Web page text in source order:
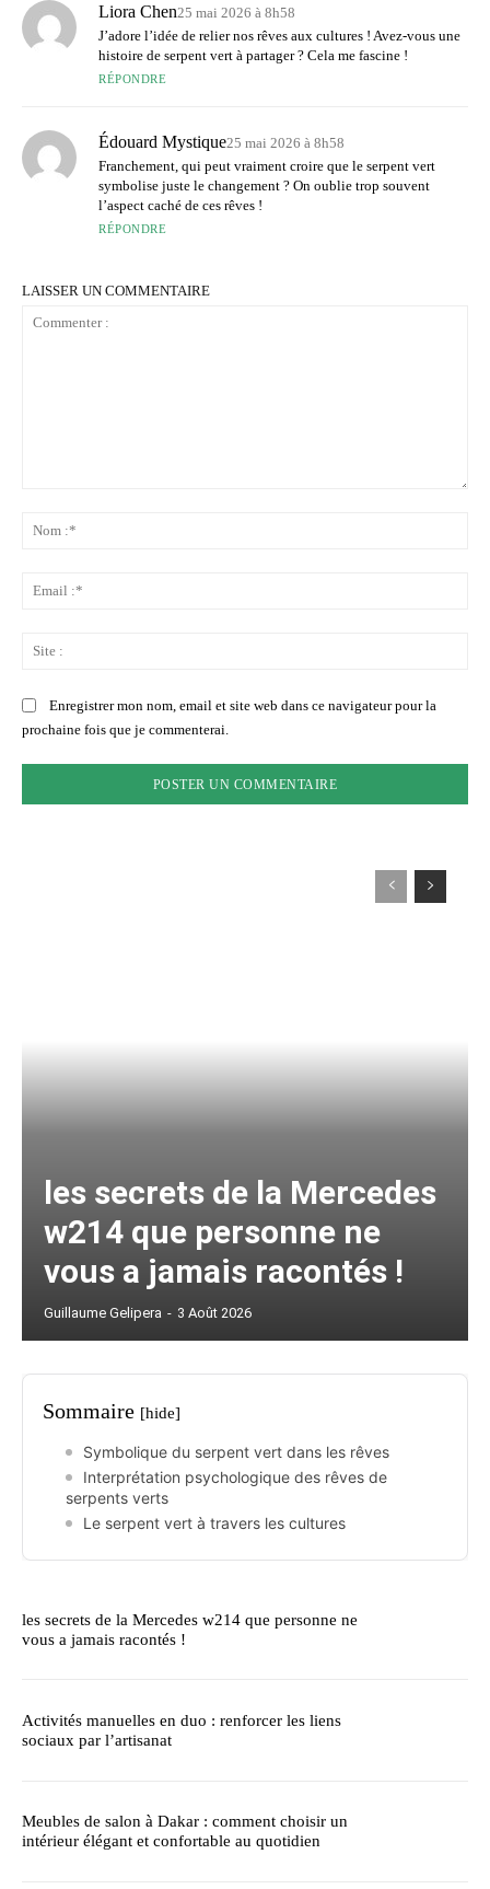
Liora Chen25 mai 2026 à 8h58
J’adore l’idée de relier nos rêves aux cultures ! Avez-vous une
histoire de serpent vert à partager ? Cela me fascine !
RÉPONDRE
Édouard Mystique25 mai 2026 à 8h58
Franchement, qui peut vraiment croire que le serpent vert
symbolise juste le changement ? On oublie trop souvent
l’aspect caché de ces rêves !
RÉPONDRE
LAISSER UN COMMENTAIRE
Enregistrer mon nom, email et site web dans ce navigateur pour la
prochaine fois que je commenterai.
les secrets de la Mercedes
w214 que personne ne
vous a jamais racontés !
Guillaume Gelipera - 3 Août 2026
Sommaire [hide]
Symbolique du serpent vert dans les rêves
Interprétation psychologique des rêves de
serpents verts
Le serpent vert à travers les cultures
les secrets de la Mercedes w214 que personne ne
vous a jamais racontés !
Activités manuelles en duo : renforcer les liens
sociaux par l’artisanat
Meubles de salon à Dakar : comment choisir un
intérieur élégant et confortable au quotidien